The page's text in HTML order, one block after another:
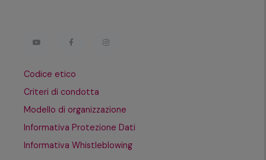
Codice etico
Criteri di condotta
Modello di organizzazione
Informativa Protezione Dati
Informativa Whistleblowing